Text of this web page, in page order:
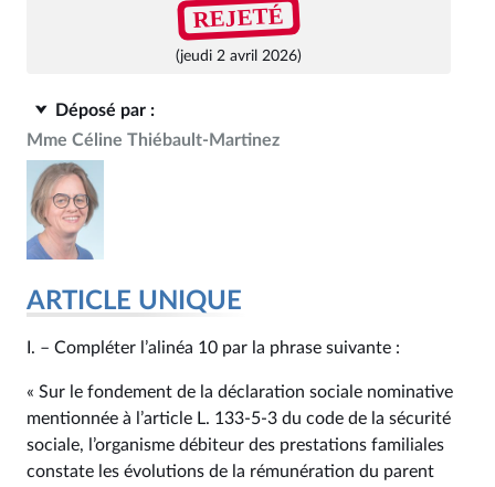
REJETÉ
(jeudi 2 avril 2026)
Déposé par :
Mme Céline Thiébault-Martinez
ARTICLE UNIQUE
I. – Compléter l’alinéa 10 par la phrase suivante :
« Sur le fondement de la déclaration sociale nominative
mentionnée à l’article L. 133‑5‑3 du code de la sécurité
sociale, l’organisme débiteur des prestations familiales
constate les évolutions de la rémunération du parent